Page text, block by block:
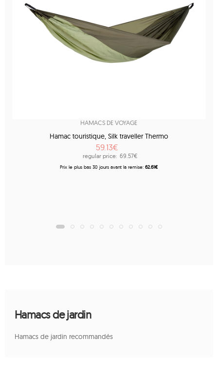
HAMACS DE VOYAGE
Hamac touristique, Silk traveller Thermo
59.13€
regular price: 69.57€
Prix ​​le plus bas 30 jours avant la remise:62.61€
Hamacs de jardin
Hamacs de jardin recommandés